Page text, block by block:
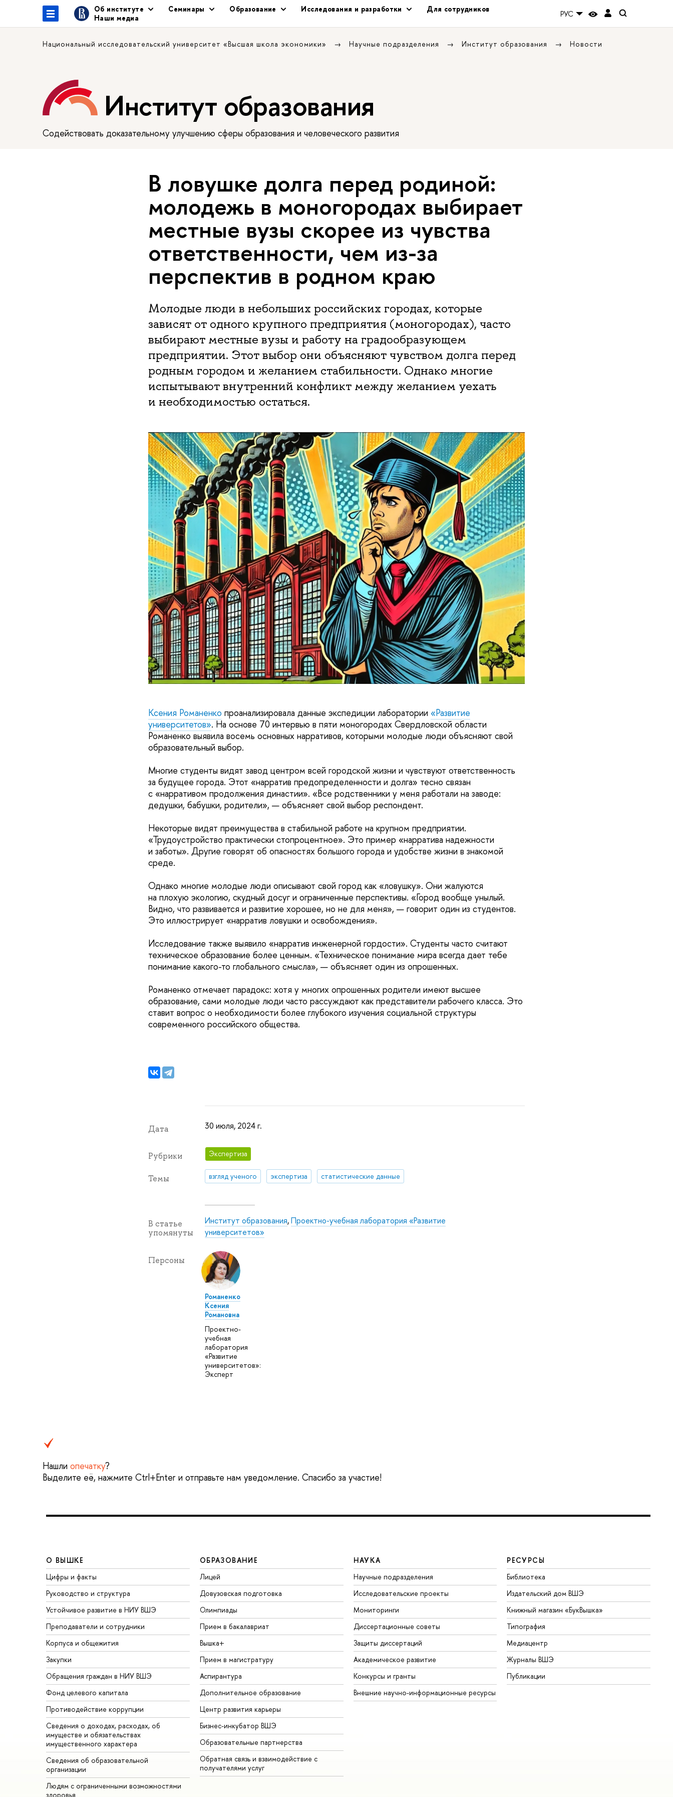
Об институте Семинары Образование Исследования и разработки
Для сотрудников
Наши медиа
РУС
Национальный исследовательский университет «Высшая школа экономики» Научные подразделения Институт образования Новости
Институт образования
Содействовать доказательному улучшению сферы образования и человеческого развития
В ловушке долга перед родиной:
молодежь в моногородах выбирает
местные вузы скорее из чувства
ответственности, чем из-за
перспектив в родном краю
Молодые люди в небольших российских городах, которые
зависят от одного крупного предприятия (моногородах), часто
выбирают местные вузы и работу на градообразующем
предприятии. Этот выбор они объясняют чувством долга перед
родным городом и желанием стабильности. Однако многие
испытывают внутренний конфликт между желанием уехать
и необходимостью остаться.
Ксения Романенко проанализировала данные экспедиции лаборатории «Развитие
университетов». На основе 70 интервью в пяти моногородах Свердловской области
Романенко выявила восемь основных нарративов, которыми молодые люди объясняют свой
образовательный выбор.
Многие студенты видят завод центром всей городской жизни и чувствуют ответственность
за будущее города. Этот «нарратив предопределенности и долга» тесно связан
с «нарративом продолжения династии». «Все родственники у меня работали на заводе:
дедушки, бабушки, родители», — объясняет свой выбор респондент.
Некоторые видят преимущества в стабильной работе на крупном предприятии.
«Трудоустройство практически стопроцентное». Это пример «нарратива надежности
и заботы». Другие говорят об опасностях большого города и удобстве жизни в знакомой
среде.
Однако многие молодые люди описывают свой город как «ловушку». Они жалуются
на плохую экологию, скудный досуг и ограниченные перспективы. «Город вообще унылый.
Видно, что развивается и развитие хорошее, но не для меня», — говорит один из студентов.
Это иллюстрирует «нарратив ловушки и освобождения».
Исследование также выявило «нарратив инженерной гордости». Студенты часто считают
техническое образование более ценным. «Техническое понимание мира всегда дает тебе
понимание какого-то глобального смысла», — объясняет один из опрошенных.
Романенко отмечает парадокс: хотя у многих опрошенных родители имеют высшее
образование, сами молодые люди часто рассуждают как представители рабочего класса. Это
ставит вопрос о необходимости более глубокого изучения социальной структуры
современного российского общества.
Дата 30 июля, 2024 г.
Рубрики Экспертиза
Темы взгляд ученого экспертиза статистические данные
В статье
упомянуты
Институт образования,Проектно-учебная лаборатория «Развитие
университетов»
Персоны
Романенко
Ксения
Романовна
Проектно-
учебная
лаборатория
«Развитие
университетов»:
Эксперт
Нашли опечатку?
Выделите её, нажмите Ctrl+Enter и отправьте нам уведомление. Спасибо за участие!
О ВЫШКЕ
Цифры и факты
Руководство и структура
Устойчивое развитие в НИУ ВШЭ
Преподаватели и сотрудники
Корпуса и общежития
Закупки
Обращения граждан в НИУ ВШЭ
Фонд целевого капитала
Противодействие коррупции
Сведения о доходах, расходах, об
имуществе и обязательствах
имущественного характера
Сведения об образовательной
организации
Людям с ограниченными возможностями
здоровья
ОБРАЗОВАНИЕ
Лицей
Довузовская подготовка
Олимпиады
Прием в бакалавриат
Вышка+
Прием в магистратуру
Аспирантура
Дополнительное образование
Центр развития карьеры
Бизнес-инкубатор ВШЭ
Образовательные партнерства
Обратная связь и взаимодействие с
получателями услуг
НАУКА
Научные подразделения
Исследовательские проекты
Мониторинги
Диссертационные советы
Защиты диссертаций
Академическое развитие
Конкурсы и гранты
Внешние научно-информационные ресурсы
РЕСУРСЫ
Библиотека
Издательский дом ВШЭ
Книжный магазин «БукВышка»
Типография
Медиацентр
Журналы ВШЭ
Публикации